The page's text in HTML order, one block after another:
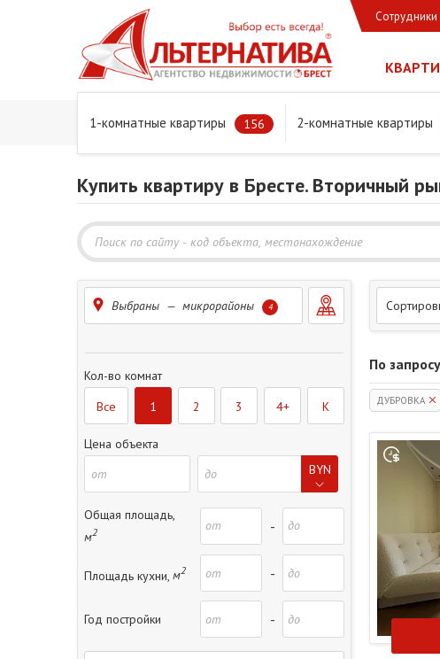
Сотрудники
1-комнатные квартиры 156 2-комнатные квартиры
Главная Предложения Квартиры
Купить квартиру в Бресте. Вторичный
Выбраны — микрорайоны 4
Кол-во комнат
Все
1 2 3 4+ K
Цена объекта
BYN
Общая площадь,
м2 -
Площадь кухни, м2 -
Год постройки -
По
ДУБРОВКА